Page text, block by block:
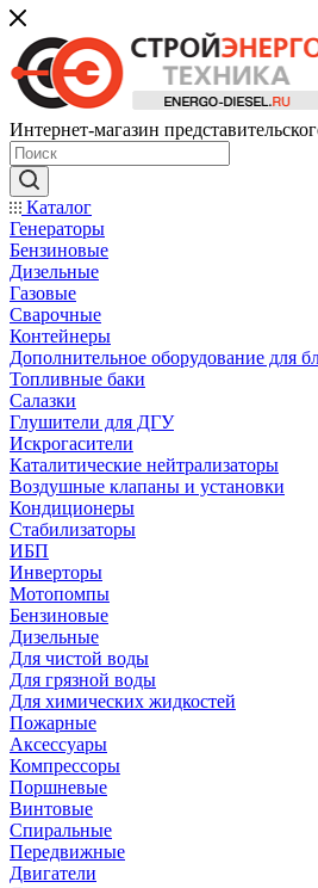
Интернет-магазин
Каталог
Генераторы
Бензиновые
Дизельные
Газовые
Сварочные
Контейнеры
Дополнительное оборудование для
Топливные баки
Салазки
Глушители для ДГУ
Искрогасители
Каталитические нейтрализаторы
Воздушные клапаны и установки
Кондиционеры
Стабилизаторы
ИБП
Инверторы
Мотопомпы
Бензиновые
Дизельные
Для чистой воды
Для грязной воды
Для химических жидкостей
Пожарные
Аксессуары
Компрессоры
Поршневые
Винтовые
Спиральные
Передвижные
Двигатели